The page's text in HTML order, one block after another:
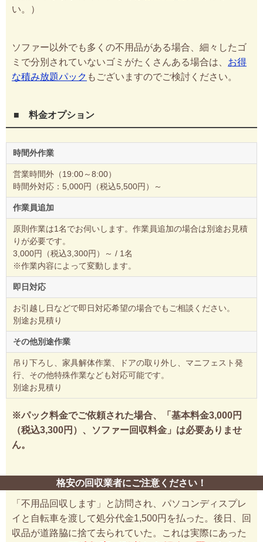
い。）
ソファー以外でも多くの不用品がある場合、細々したゴ
ミで分別されていないゴミがたくさんある場合は、 お得
な積み放題パック もございますのでご検討ください。
■ 料金オプション
時間外作業
営業時間外（19:00～8:00）
時間外対応：5,000円（税込5,500円）～
作業員追加
原則作業は1名でお伺いします。作業員追加の場合は別途お見積
りが必要です。
3,000円（税込3,300円）～ / 1名
※作業内容によって変動します。
即日対応
お引越し日などで即日対応希望の場合でもご相談ください。
別途お見積り
その他別途作業
吊り下ろし、家具解体作業、ドアの取り外し、マニフェスト発
行、その他特殊作業なども対応可能です。
別途お見積り
※パック料金でご依頼された場合、「基本料金3,000円
（税込3,300円）、ソファー回収料金」は必要ありませ
ん。
格安の回収業者にご注意ください！
「不用品回収します」と訪問され、パソコンディスプレ
イと自転車を渡して処分代金1,500円を払った。後日、回
収品が道路脇に捨て去られていた。これは実際にあった